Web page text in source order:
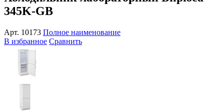
345K-GB
Арт. 10173 Полное наименование
В избранное Сравнить